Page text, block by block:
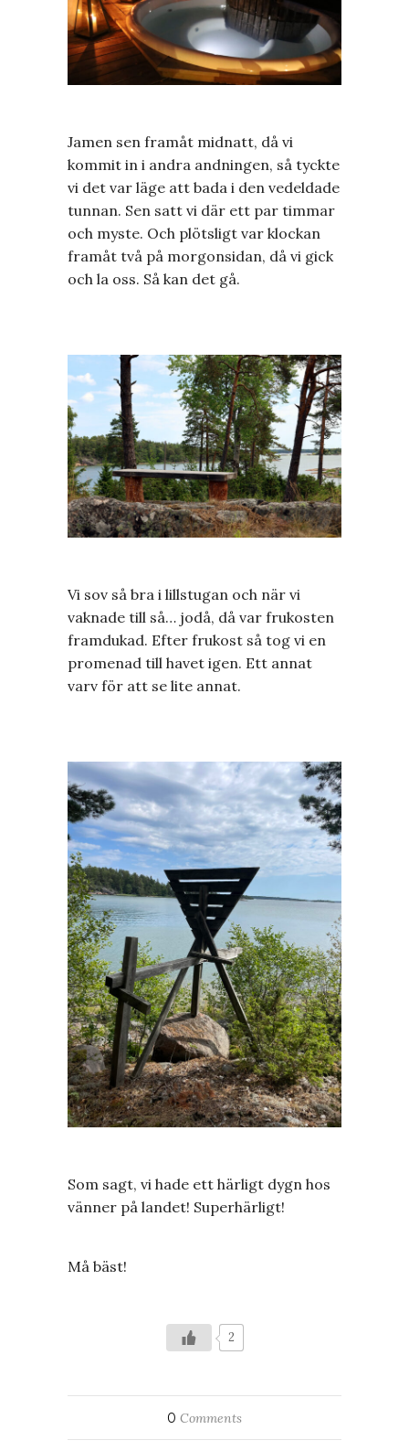
Jamen sen framåt midnatt, då vi
kommit in i andra andningen, så tyckte
vi det var läge att bada i den vedeldade
tunnan. Sen satt vi där ett par timmar
och myste. Och plötsligt var klockan
framåt två på morgonsidan, då vi gick
och la oss. Så kan det gå.
Vi sov så bra i lillstugan och när vi
vaknade till så… jodå, då var frukosten
framdukad. Efter frukost så tog vi en
promenad till havet igen. Ett annat
varv för att se lite annat.
Som sagt, vi hade ett härligt dygn hos
vänner på landet! Superhärligt!
Må bäst!
2
0 Comments